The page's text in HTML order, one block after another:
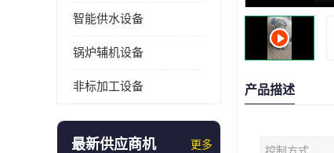
智能供水设备
锅炉辅机设备
非标加工设备
最新供应商机 更多
产品描述